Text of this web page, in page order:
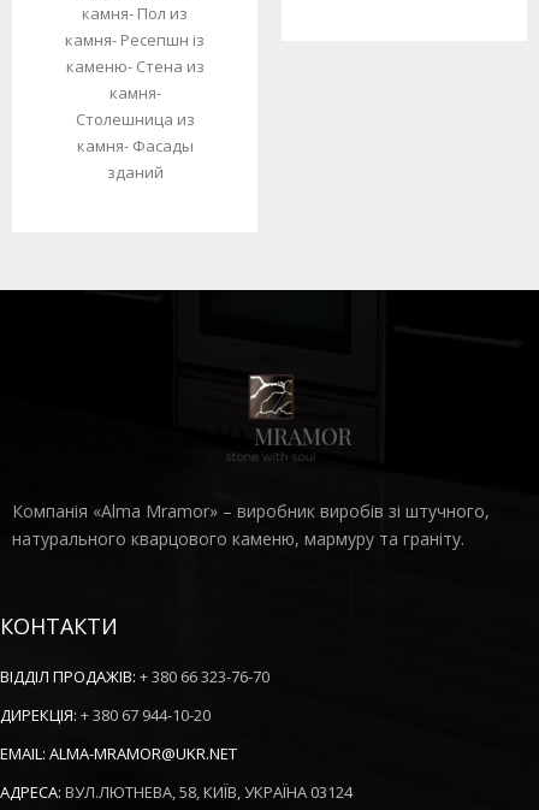
камня- Пол из
камня- Ресепшн із
каменю- Стена из
камня-
Столешница из
камня- Фасады
зданий
Компанія «Alma Mramor» – виробник виробів зі штучного,
натурального кварцового каменю, мармуру та граніту.
КОНТАКТИ
ВІДДІЛ ПРОДАЖІВ: + 380 66 323-76-70
ДИРЕКЦІЯ: + 380 67 944-10-20
EMAIL: ALMA-MRAMOR@UKR.NET
АДРЕСА: ВУЛ.ЛЮТНЕВА, 58, КИЇВ, УКРАЇНА 03124